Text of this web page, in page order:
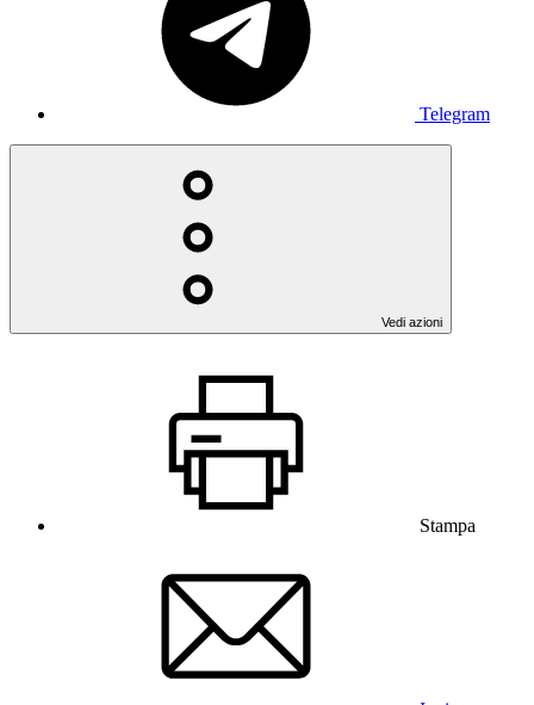
Telegram
Vedi azioni
Stampa